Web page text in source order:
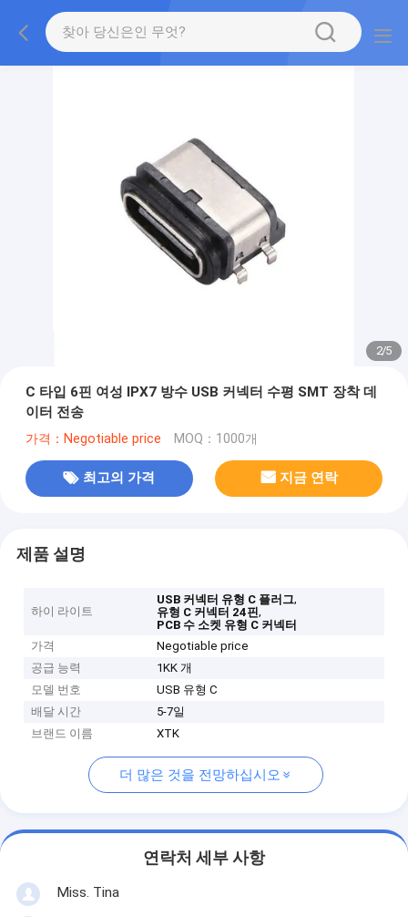
2/5
C 타입 6핀 여성 IPX7 방수 USB 커넥터 수평 SMT 장착 데
이터 전송
가격：Negotiable price MOQ：1000개
최고의 가격 지금 연락
제품 설명
하이 라이트
USB 커넥터 유형 C 플러그,
유형 C 커넥터 24핀,
PCB 수 소켓 유형 C 커넥터
가격
Negotiable price
공급 능력
1KK 개
모델 번호
USB 유형 C
배달 시간
5-7일
브랜드 이름
XTK
더 많은 것을 전망하십시오
연락처 세부 사항
Miss. Tina